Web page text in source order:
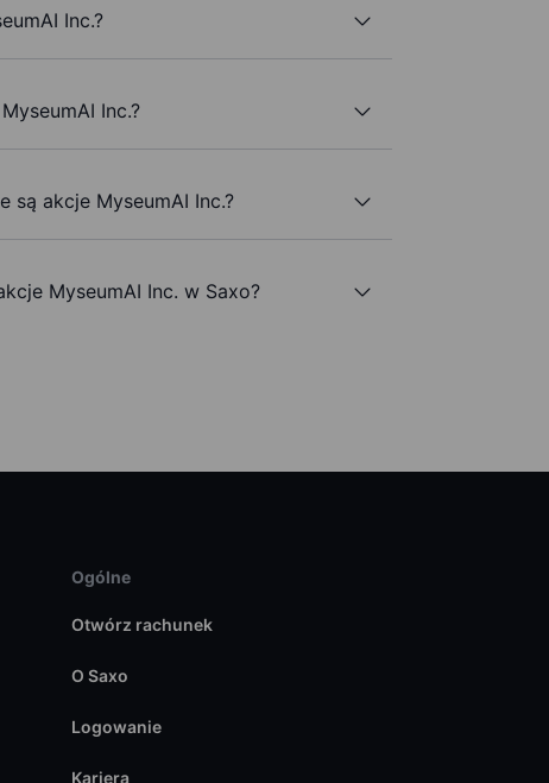
Inc.?
Inc.?
są akcje MyseumAI Inc.?
MyseumAI Inc. w Saxo?
Ogólne
Otwórz rachunek
O Saxo
Logowanie
Kariera